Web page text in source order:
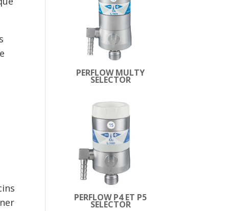
PERFLOW MULTY
SELECTOR
PERFLOW P4 ET P5
SELECTOR